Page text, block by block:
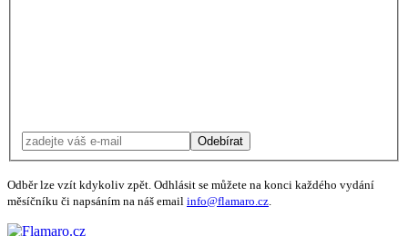
Odebírat
Odběr lze vzít kdykoliv zpět. Odhlásit se můžete na konci každého vydání
měsíčníku či napsáním na náš email info@flamaro.cz.